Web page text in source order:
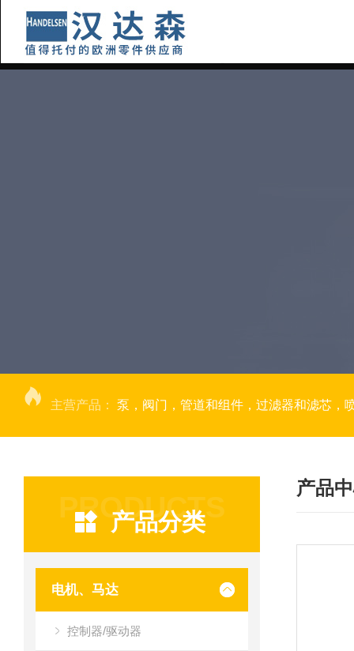
主营产品： 泵，阀门，管道和组件，过滤器和滤芯，
PRODUCTS
产品分类
电机、马达
控制器/驱动器
产品